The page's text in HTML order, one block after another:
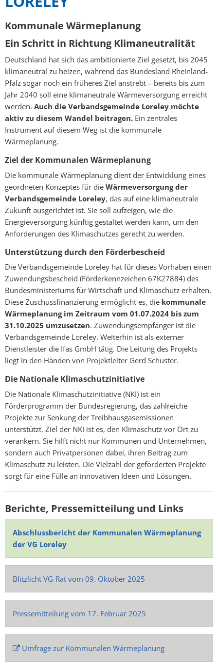
Not- und Bereitschaftsdienste
Neubürger
Kommunale Wärmeplanung
Ein Schritt in Richtung Klimaneutralität
Deutschland hat sich das ambitionierte Ziel gesetzt, bis 2045
klimaneutral zu heizen, während das Bundesland Rheinland-
Pfalz sogar noch ein früheres Ziel anstrebt – bereits bis zum
Jahr 2040 soll eine klimaneutrale Wärmeversorgung erreicht
werden. Auch die Verbandsgemeinde Loreley möchte
aktiv zu diesem Wandel beitragen. Ein zentrales
Instrument auf diesem Weg ist die kommunale
Wärmeplanung.
Ziel der Kommunalen Wärmeplanung
Die kommunale Wärmeplanung dient der Entwicklung eines
geordneten Konzeptes für die Wärmeversorgung der
Verbandsgemeinde Loreley, das auf eine klimaneutrale
Zukunft ausgerichtet ist. Sie soll aufzeigen, wie die
Energieversorgung künftig gestaltet werden kann, um den
Anforderungen des Klimaschutzes gerecht zu werden.
Unterstützung durch den Förderbescheid
Die Verbandsgemeinde Loreley hat für dieses Vorhaben einen
Zuwendungsbescheid (Förderkennzeichen 67K27884) des
Bundesministeriums für Wirtschaft und Klimaschutz erhalten.
Diese Zuschussfinanzierung ermöglicht es, die kommunale
Wärmeplanung im Zeitraum vom 01.07.2024 bis zum
31.10.2025 umzusetzen. Zuwendungsempfänger ist die
Verbandsgemeinde Loreley. Weiterhin ist als externer
Dienstleister die Ifas GmbH tätig. Die Leitung des Projekts
liegt in den Händen von Projektleiter Gerd Schuster.
Die Nationale Klimaschutzinitiative
Die Nationale Klimaschutzinitiative (NKI) ist ein
Förderprogramm der Bundesregierung, das zahlreiche
Projekte zur Senkung der Treibhausgasemissionen
unterstützt. Ziel der NKI ist es, den Klimaschutz vor Ort zu
verankern. Sie hilft nicht nur Kommunen und Unternehmen,
sondern auch Privatpersonen dabei, ihren Beitrag zum
Klimaschutz zu leisten. Die Vielzahl der geförderten Projekte
sorgt für eine Fülle an innovativen Ideen und Lösungen.
Berichte, Pressemitteilung und Links
Abschlussbericht der Kommunalen Wärmeplanung
der VG Loreley
Blitzlicht VG-Rat vom 09. Oktober 2025
Pressemitteilung vom 17. Februar 2025
Umfrage zur Kommunalen Wärmeplanung